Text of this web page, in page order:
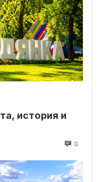
история и
0